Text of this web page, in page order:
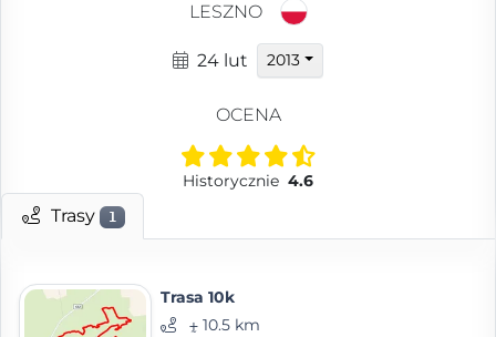
LESZNO
24 lut 2013
OCENA
Historycznie 4.6
Trasy 1
Trasa 10k
⨦ 10.5 km